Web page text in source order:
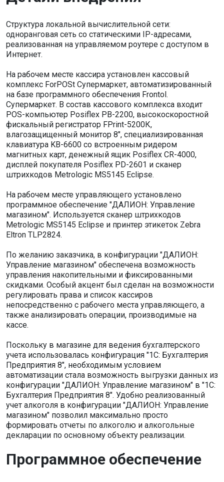
Структура локальной вычислительной сети:
одноранговая сеть со статическими IP-адресами,
реализованная на управляемом роутере с доступом в
Интернет.
На рабочем месте кассира установлен кассовый
комплекс ForPOSt Супермаркет, автоматизированный
на базе программного обеспечения Frontol.
Супермаркет. В состав кассового комплекса входит
POS-компьютер Posiflex PB-2200, высокоскоростной
фискальный регистратор FPrint-5200К,
влагозащищенный монитор 8", специализированная
клавиатура KB-6600 со встроенным ридером
магнитных карт, денежный ящик Posiflex CR-4000,
дисплей покупателя Posiflex PD-2601 и сканер
штрихкодов Metrologic MS5145 Eclipse.
На рабочем месте управляющего установлено
программное обеспечение "ДАЛИОН: Управление
магазином". Используется сканер штрихкодов
Metrologic MS5145 Eclipse и принтер этикеток Zebra
Eltron TLP2824.
По желанию заказчика, в конфигурации "ДАЛИОН:
Управление магазином" обеспечена возможность
управления накопительными и фиксированными
скидками. Особый акцент был сделан на возможности
регулировать права и список кассиров
непосредственно с рабочего места управляющего, а
также анализировать операции, производимые на
кассе.
Поскольку в магазине для ведения бухгалтерского
учета использовалась конфигурация "1С: Бухгалтерия
Предприятия 8", необходимым условием
автоматизации стала возможность выгрузки данных из
конфигурации "ДАЛИОН: Управление магазином" в "1С:
Бухгалтерия Предприятия 8". Удобно реализованный
учет алкоголя в конфигурации "ДАЛИОН: Управление
магазином" позволил максимально просто
формировать отчеты по алкоголю и алкогольные
декларации по основному объекту реализации.
Программное обеспечение